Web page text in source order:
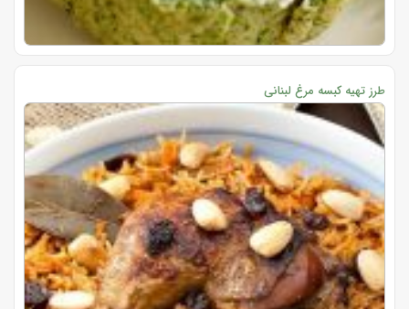
طرز تهیه کبسه مرغ لبنانی